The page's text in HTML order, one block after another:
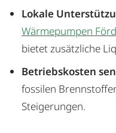
Lokale
Wärmepumpen
bietet zusätzliche
Betriebskosten
fossilen
Steigerungen.